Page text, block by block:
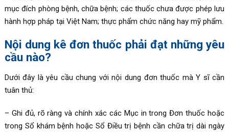
mục đích phòng bệnh, chữa bệnh; các thuốc chưa được phép lưu
hành hợp pháp tại Việt Nam; thực phẩm chức năng hay mỹ phẩm.
Nội dung kê đơn thuốc phải đạt những yêu
cầu nào?
Dưới đây là yêu cầu chung với nội dung đơn thuốc mà Y sĩ cần
tuân thủ:
– Ghi đủ, rõ ràng và chính xác các Mục in trong Đơn thuốc hoặc
trong Sổ khám bệnh hoặc Sổ Điều trị bệnh cần chữa trị dài ngày